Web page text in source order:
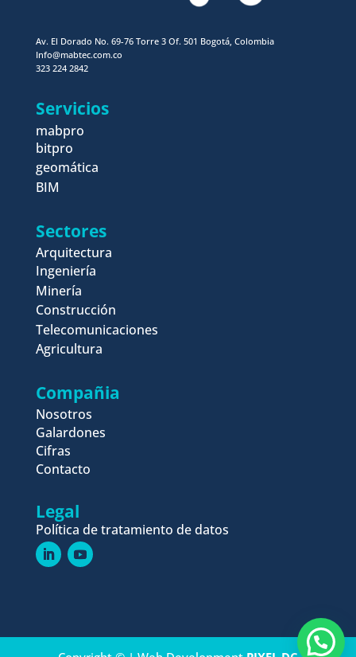
Av. El Dorado No. 69-76 Torre 3 Of. 501 Bogotá, Colombia
Info@mabtec.com.co
323 224 2842
Servicios
mabpro
bitpro
geomática
BIM
Sectores
Arquitectura
Ingeniería
Minería
Construcción
Telecomunicaciones
Agricultura
Compañia
Nosotros
Galardones
Cifras
Contacto
Legal
Política de tratamiento de datos